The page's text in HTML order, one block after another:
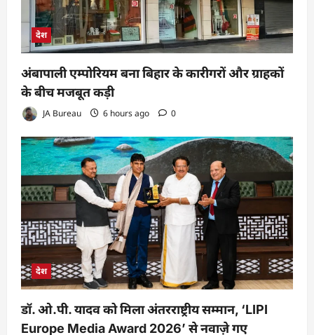
देश
अंबापाली एम्पोरियम बना बिहार के कारीगरों और ग्राहकों
के बीच मजबूत कड़ी
JA Bureau 6 hours ago 0
देश
डॉ. ओ.पी. यादव को मिला अंतरराष्ट्रीय सम्मान, ‘LIPI
Europe Media Award 2026’ से नवाज़े गए